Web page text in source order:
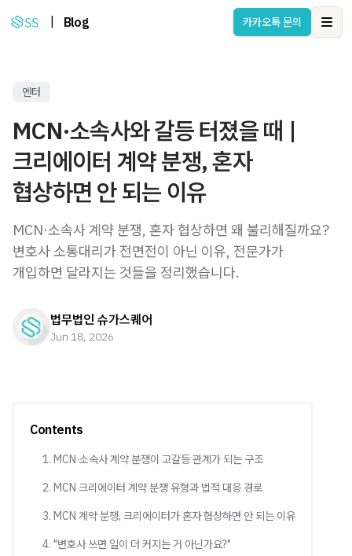
Blog 카카오톡 문의
엔터
MCN·소속사와 갈등 터졌을 때 |
크리에이터 계약 분쟁, 혼자
협상하면 안 되는 이유
MCN·소속사 계약 분쟁, 혼자 협상하면 왜 불리해질까요?
변호사 소통대리가 전면전이 아닌 이유, 전문가가
개입하면 달라지는 것들을 정리했습니다.
법무법인 슈가스퀘어
Jun 18, 2026
Contents
1. MCN·소속사 계약 분쟁이 고갈등 관계가 되는 구조
2. MCN 크리에이터 계약 분쟁 유형과 법적 대응 경로
3. MCN 계약 분쟁, 크리에이터가 혼자 협상하면 안 되는 이유
4. "변호사 쓰면 일이 더 커지는 거 아닌가요?"